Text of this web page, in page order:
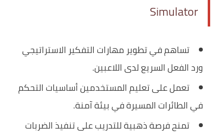
Simulator
تساهم في تطوير مهارات التفكير الاستراتيجي
ورد الفعل السريع لدى اللاعبين.
تعمل على تعليم المستخدمين أساسيات التحكم
في الطائرات المسيرة في بيئة آمنة.
تمنح فرصة ذهبية للتدريب على تنفيذ الضربات